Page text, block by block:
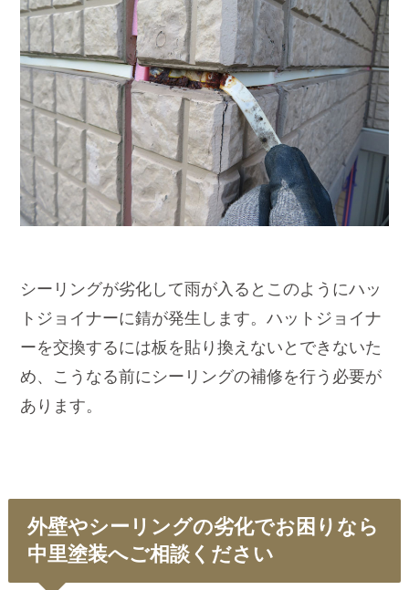
シーリングが劣化して雨が入るとこのようにハッ
トジョイナーに錆が発生します。ハットジョイナ
ーを交換するには板を貼り換えないとできないた
め、こうなる前にシーリングの補修を行う必要が
あります。
外壁やシーリングの劣化でお困りなら
中里塗装へご相談ください